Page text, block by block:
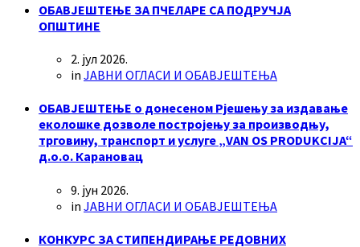
ОБАВЈЕШТЕЊЕ ЗА ПЧЕЛАРЕ СА ПОДРУЧЈА
ОПШТИНЕ
2. јул 2026.
in ЈАВНИ ОГЛАСИ И ОБАВЈЕШТЕЊА
ОБАВЈЕШТЕЊЕ о донесеном Рјешењу за издавање
еколошке дозволе постројењу за производњу,
трговину, транспорт и услуге „VAN OS PRODUKCIJA“
д.о.о. Карановац
9. јун 2026.
in ЈАВНИ ОГЛАСИ И ОБАВЈЕШТЕЊА
КОНКУРС ЗА СТИПЕНДИРАЊЕ РЕДОВНИХ